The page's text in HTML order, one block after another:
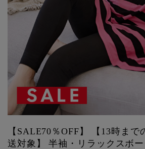
【SALE70％OFF】 【13時ま
送対象】 半袖・リラックスボ